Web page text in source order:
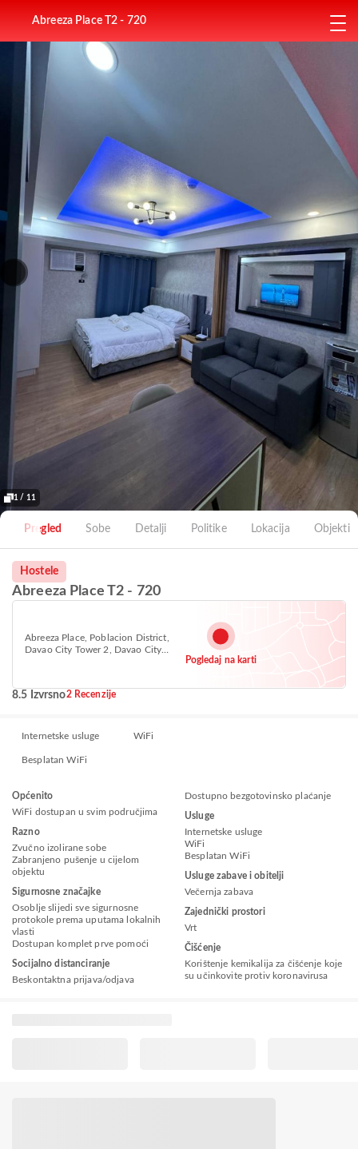
Abreeza Place T2 - 720
1 / 11
Pregled Sobe Detalji Politike Lokacija Objekti
Hostele
Abreeza Place T2 - 720
Abreeza Place, Poblacion District,
Davao City Tower 2, Davao City
Pogledaj na karti
8.5 Izvrsno2 Recenzije
Internetske usluge WiFi
Besplatan WiFi
Općenito
WiFi dostupan u svim područjima
Razno
Zvučno izolirane sobe
Zabranjeno pušenje u cijelom
objektu
Sigurnosne značajke
Osoblje slijedi sve sigurnosne
protokole prema uputama lokalnih
vlasti
Dostupan komplet prve pomoći
Socijalno distanciranje
Beskontaktna prijava/odjava
Dostupno bezgotovinsko plaćanje
Usluge
Internetske usluge
WiFi
Besplatan WiFi
Usluge zabave i obitelji
Večernja zabava
Zajednički prostori
Vrt
Čišćenje
Korištenje kemikalija za čišćenje koje
su učinkovite protiv koronavirusa